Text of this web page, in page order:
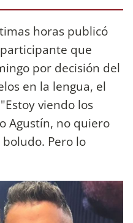
horas publicó
que
por decisión del
en la lengua, el
viendo los
Agustín, no quiero
Pero lo